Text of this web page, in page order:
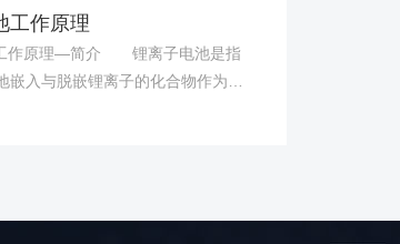
标准还达不到一致性。电动汽车所
或并联在一起，如果一致性问题解
的锂电池也就无法大规模应用于电
识产权问题。目前国内在磷酸铁
工作原理
原理—简介 锂离子电池是指
嵌入与脱嵌锂离子的化合物作为正
形态出现，不会以金属锂的形态出